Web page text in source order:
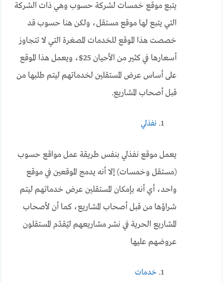
يتبع موقع خمسات لشركة حسوب وهي ذات الشركة
التي يتبع لها موقع مستقل، ولكن هنا حسوب قد
خصصت هذا الموقع للخدمات المصغرة التي لا تتجاوز
أسعارها في كثير من الأحيان 25$، ويعمل هذا الموقع
على أساس عرض المستقلين لخدماتهم ليتم طلبها من
قبل أصحاب المشاريع.
نفذلي
يعمل موقع نفذلي بنفس طريقة عمل مواقع حسوب
(مستقل وخمسات) إلا أنه يدمج الموقعين في موقع
واحد، أي أنه بإمكان المستقلين عرض خدماتهم ليتم
شراؤها من قبل أصحاب المشاريع، كما أن لأصحاب
المشاريع الحرية في نشر مشاريعهم ليُقدّم المستقلون
عروضهم عليها
خدمات